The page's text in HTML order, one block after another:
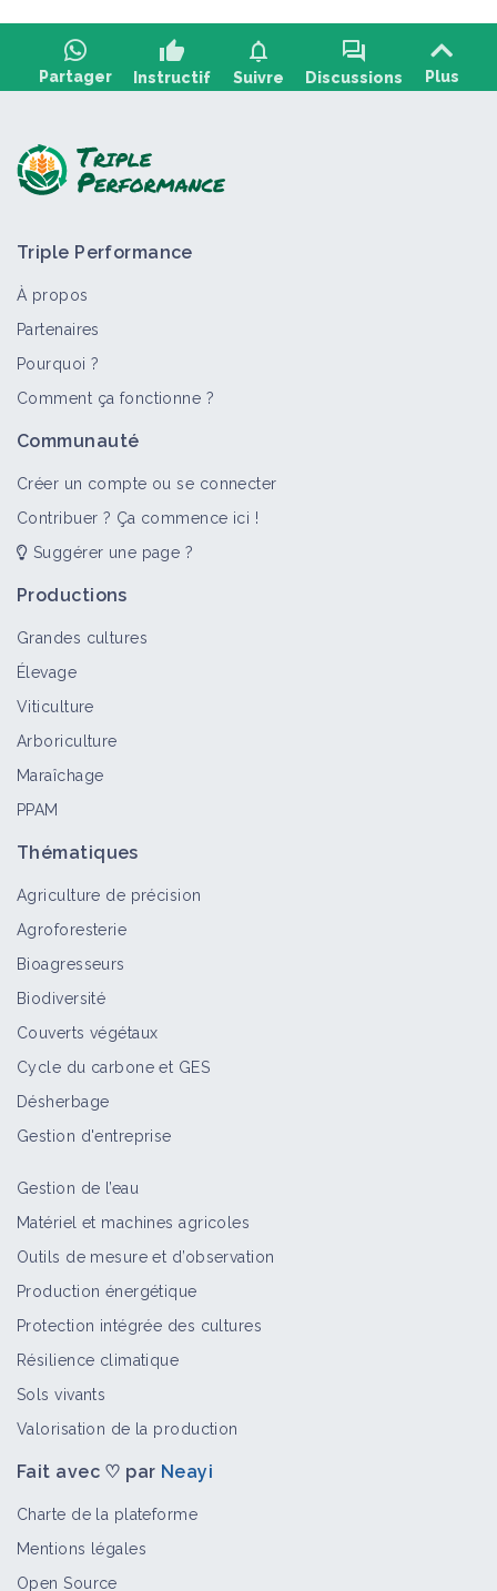
Partager
thumb_up
Instructif
notifications
Suivre
forum
Discussions Plus
Noctuelles
Sésies
Pyrales
Triple Performance
À propos
Partenaires
Pourquoi ?
Comment ça fonctionne ?
Communauté
Créer un compte ou se connecter
Contribuer ? Ça commence ici !
Suggérer une page ?
Productions
Grandes cultures
Élevage
Viticulture
Arboriculture
Maraîchage
PPAM
Thématiques
Agriculture de précision
Agroforesterie
Bioagresseurs
Biodiversité
Couverts végétaux
Cycle du carbone et GES
Désherbage
Gestion d'entreprise
Gestion de l’eau
Matériel et machines agricoles
Outils de mesure et d’observation
Production énergétique
Protection intégrée des cultures
Résilience climatique
Sols vivants
Valorisation de la production
Fait avec ♡ par Neayi
Charte de la plateforme
Mentions légales
Open Source